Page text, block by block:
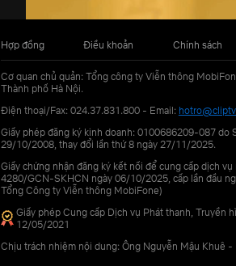
Hợp đồng Điều khoản Chính sách
Cơ quan chủ quản: Tổng công ty Viễn thông
Thành phố Hà Nội.
Điện thoại/Fax: 024.37.831.800 - Email:
Giấy phép đăng ký kinh doanh: 0100686209-087 do
29/10/2008, thay đổi lần thứ 8 ngày 27/11/2025.
Giấy chứng nhận đăng ký kết nối để cung cấp dịch
4280/GCN-SKHCN ngày 06/10/2025, cấp lần đầu
Tổng Công ty Viễn thông MobiFone)
Giấy phép Cung cấp Dịch vụ Phát thanh,
12/05/2021
Chịu trách nhiệm nội dung: Ông Nguyễn Mậu Khuê -